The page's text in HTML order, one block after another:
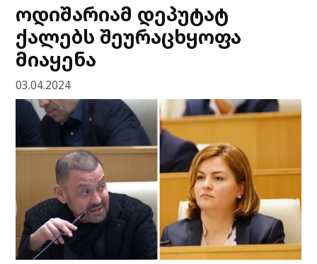
ოდიშარიამ დეპუტატ
ქალებს შეურაცხყოფა
მიაყენა
03.04.2024